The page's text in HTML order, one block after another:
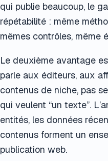
qui publie beaucoup, le
répétabilité : même
mêmes contrôles, même
Le deuxième avantage
parle aux éditeurs, aux
contenus de niche, pas
qui veulent “un texte”.
entités, les données
contenus forment un
publication web.